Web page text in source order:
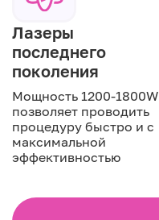
Лазеры
последнего
поколения
Мощность 1200-1800W
позволяет проводить
процедуру быстро и с
максимальной
эффективностью